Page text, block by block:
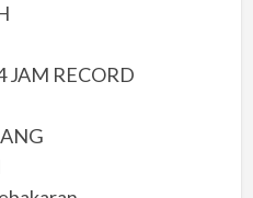
JAM RECORD